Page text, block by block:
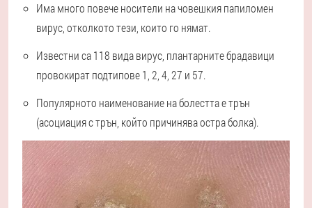
Има много повече носители на човешкия папиломен
вирус, отколкото тези, които го нямат.
Известни са 118 вида вирус, плантарните брадавици
провокират подтипове 1, 2, 4, 27 и 57.
Популярното наименование на болестта е трън
(асоциация с трън, който причинява остра болка).